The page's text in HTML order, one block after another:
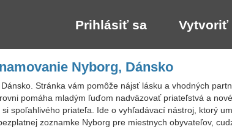
Prihlásiť sa Vytvoriť
Nyborg, Dánsko
Stránka vám pomôže nájsť lásku a vhodných
pomáha mladým ľuďom nadväzovať priateľstvá a
spoľahlivého priateľa. Ide o vyhľadávací nástroj, ktorý
zoznamke Nyborg pre miestnych obyvateľov,